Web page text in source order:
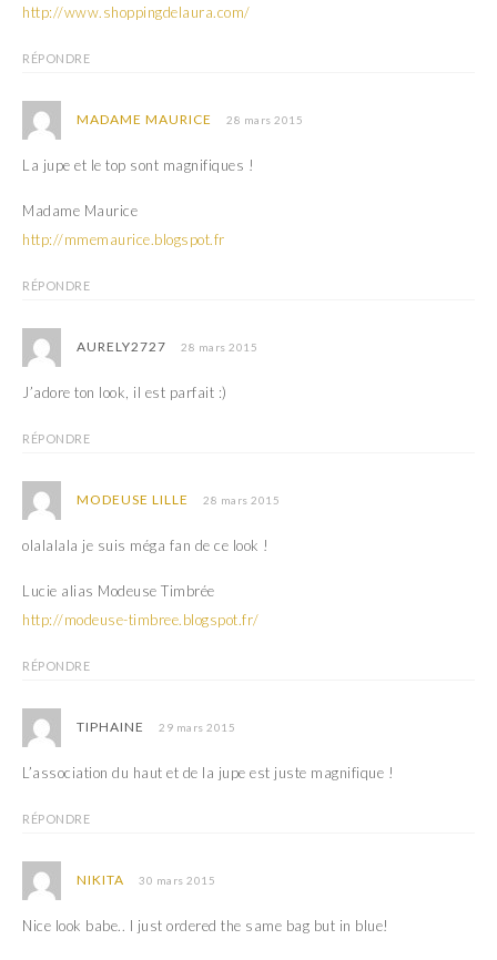
http://www.shoppingdelaura.com/
RÉPONDRE
MADAME MAURICE 28 mars 2015
La jupe et le top sont magnifiques !
Madame Maurice
http://mmemaurice.blogspot.fr
RÉPONDRE
AURELY2727 28 mars 2015
J’adore ton look, il est parfait :)
RÉPONDRE
MODEUSE LILLE 28 mars 2015
olalalala je suis méga fan de ce look !
Lucie alias Modeuse Timbrée
http://modeuse-timbree.blogspot.fr/
RÉPONDRE
TIPHAINE 29 mars 2015
L’association du haut et de la jupe est juste magnifique !
RÉPONDRE
NIKITA 30 mars 2015
Nice look babe.. I just ordered the same bag but in blue!